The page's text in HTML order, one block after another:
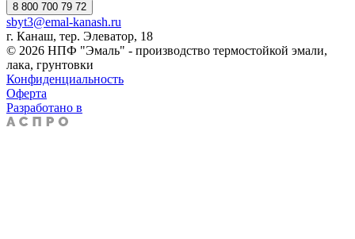
8 800 700 79 72
sbyt3@emal-kanash.ru
г. Канаш, тер. Элеватор, 18
© 2026 НПФ "Эмаль" - производство термостойкой эмали,
лака, грунтовки
Конфиденциальность
Оферта
Разработано в